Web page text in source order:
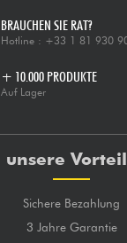
BRAUCHEN SIE RAT?
Hotline : +33 1 81 930
+ 10.000 PRODUKTE
Auf Lager
unsere
Sichere Bezahlung
3 Jahre Garantie